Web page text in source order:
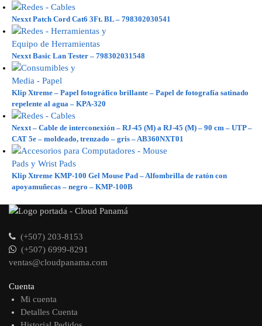
Nexxt Patch Cord Cat6 3Ft. BL – 798302030541
Nexxt Basic Lan Tester – 798302031548
Klip Xtreme – Papel fotográfico brillante – Papel de fotografía satinado
repelente al agua – KPA-320
Nexxt – Cable de interconexión – RJ-45 (M) a RJ-45 (M) – 90 cm – UTP –
CAT 5e – moldeado, trenzado – gris – AB360NXT01
Klip Xtreme KMP-100 Gel Mouse Pad – Alfombrilla de ratón con
apoyamuñecas – negro – KMP-100B
(+507) 203-8153
(+507) 6999-8291
ventas@cloudpanama.com
Cuenta
Mi cuenta
Detalles Cuenta